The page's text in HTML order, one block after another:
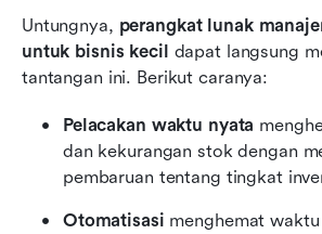
Untungnya, perangkat lunak
untuk bisnis kecil dapat langsung
tantangan ini. Berikut caranya:
Pelacakan waktu nyata
dan kekurangan stok dengan
pembaruan tentang tingkat
Otomatisasi menghemat